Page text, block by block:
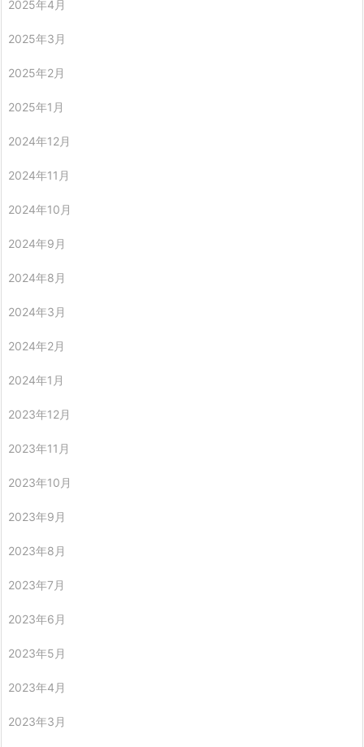
2025年4月
2025年3月
2025年2月
2025年1月
2024年12月
2024年11月
2024年10月
2024年9月
2024年8月
2024年3月
2024年2月
2024年1月
2023年12月
2023年11月
2023年10月
2023年9月
2023年8月
2023年7月
2023年6月
2023年5月
2023年4月
2023年3月